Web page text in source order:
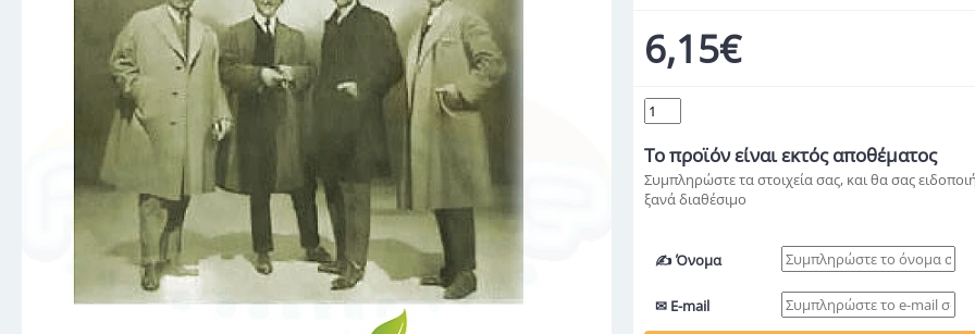
6,15€
Το προϊόνείναι εκτός αποθέματος
Συμπληρώστε τα στοιχεία σας, και θα σας
ξανά διαθέσιμο
✍ Όνομα
✉ E-mail